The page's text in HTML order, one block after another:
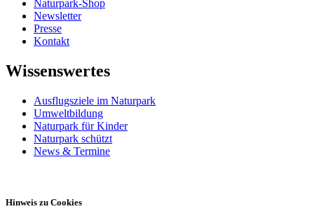
Naturpark-Shop
Newsletter
Presse
Kontakt
Wissenswertes
Ausflugsziele im Naturpark
Umweltbildung
Naturpark für Kinder
Naturpark schützt
News & Termine
Hinweis zu Cookies